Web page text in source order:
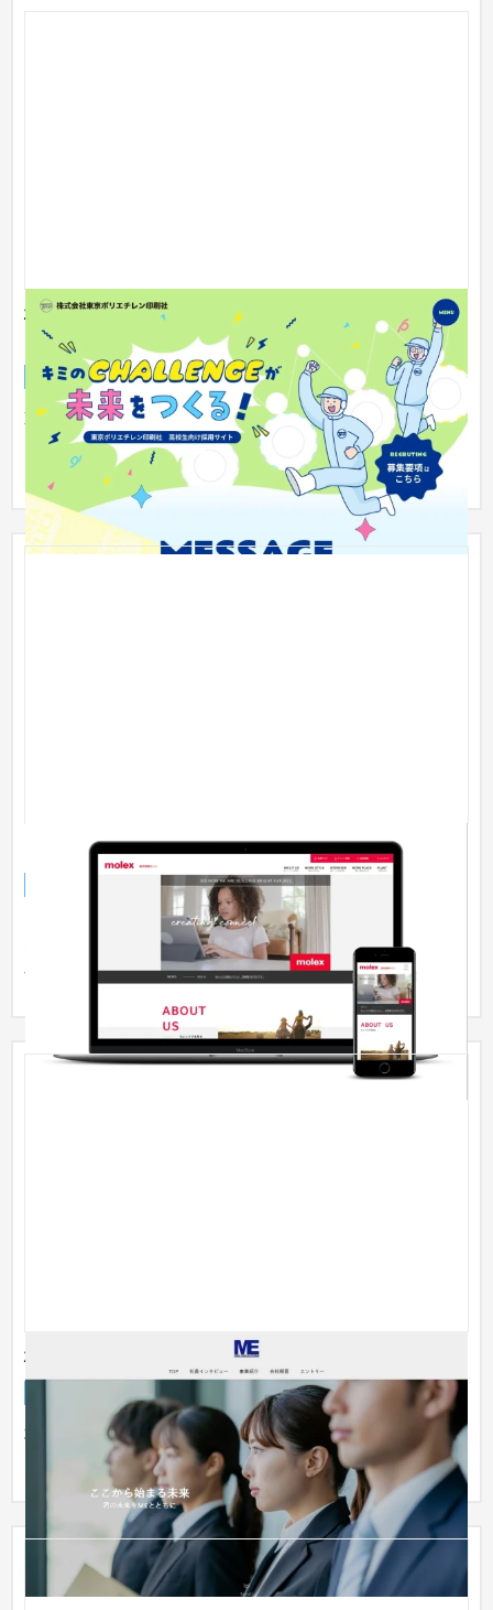
株式会社東京ポリエチレン印刷社様 高校生採用サイ
ト
採用サイト 製造業 51〜100万円
東京都板橋区に本社を構える「東京ポリエチレン印刷社」様
（工場：埼玉県熊谷市）は、食品パッケージを中心としたソフ
トパッケー...
日本モレックス合同会社様
51〜100万円
【リクルートサイト】 ​採用サイトを制作するにあたってのコン
セプトは「社員と一緒に作りあげる採用サイト」。 ​そのため、
今...
株式会社 MMC EDUCATIONS
学習塾・予備校 51〜100万円
求人効率を上げていきたいとのことで 働いてる人が伝わる、塾
より企業感の出るサイト